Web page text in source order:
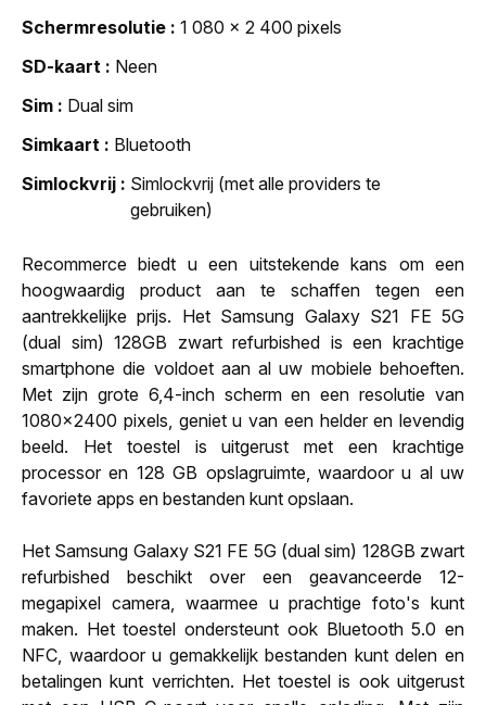
Schermresolutie
1 080 x 2 400 pixels
SD-kaart
Neen
Sim
Dual sim
Simkaart
Bluetooth
Simlockvrij
Simlockvrij (met alle providers te
gebruiken)
Recommerce biedt u een uitstekende kans om een
hoogwaardig product aan te schaffen tegen een
aantrekkelijke prijs. Het Samsung Galaxy S21 FE 5G
(dual sim) 128GB zwart refurbished is een krachtige
smartphone die voldoet aan al uw mobiele behoeften.
Met zijn grote 6,4-inch scherm en een resolutie van
1080x2400 pixels, geniet u van een helder en levendig
beeld. Het toestel is uitgerust met een krachtige
processor en 128 GB opslagruimte, waardoor u al uw
favoriete apps en bestanden kunt opslaan.
Het Samsung Galaxy S21 FE 5G (dual sim) 128GB zwart
refurbished beschikt over een geavanceerde 12-
megapixel camera, waarmee u prachtige foto's kunt
maken. Het toestel ondersteunt ook Bluetooth 5.0 en
NFC, waardoor u gemakkelijk bestanden kunt delen en
betalingen kunt verrichten. Het toestel is ook uitgerust